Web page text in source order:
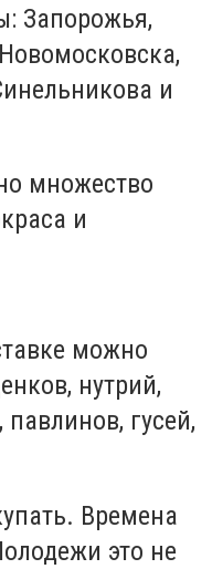
Запорожья,
и
множество
и
можно
нутрий,
гусей,
Времена
это не